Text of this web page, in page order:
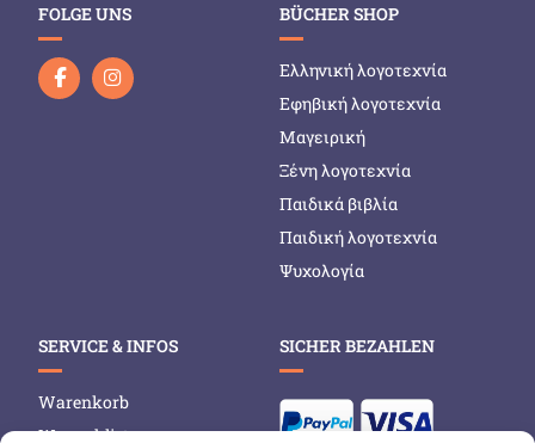
FOLGE UNS BÜCHER SHOP
Ελληνική λογοτεχνία
Εφηβική λογοτεχνία
Μαγειρική
Ξένη λογοτεχνία
Παιδικά βιβλία
Παιδική λογοτεχνία
Ψυχολογία
SERVICE & INFOS
Warenkorb
Wunschliste
SICHER BEZAHLEN